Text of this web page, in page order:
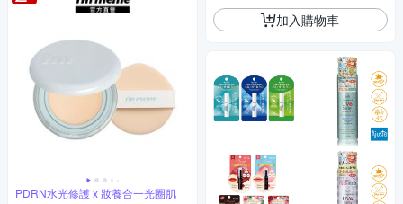
PDRN水光修護 x 妝養合一光圈肌
加入購物車